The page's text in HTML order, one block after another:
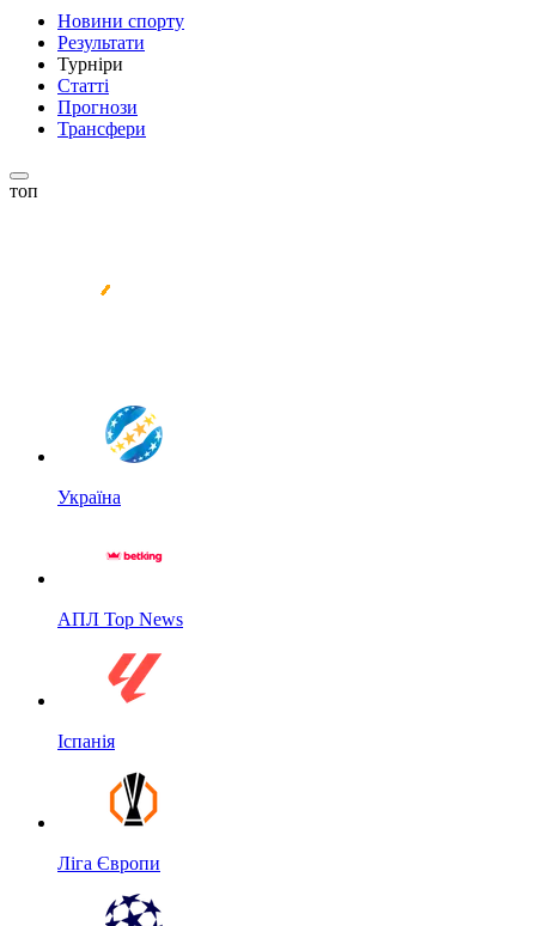
Новини спорту
Результати
Турніри
Статті
Прогнози
Трансфери
топ
Україна
АПЛ Top News
Іспанія
Ліга Європи